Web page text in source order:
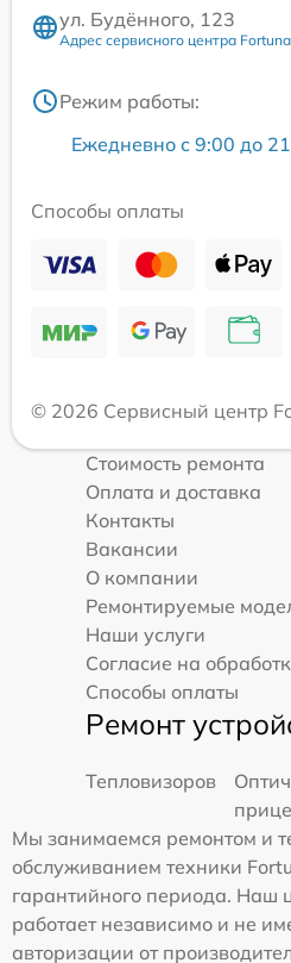
ул. Будённого, 123
Адрес сервисного центра Fortuna
Режим работы:
Ежедневно с 9:00 до
Способы оплаты
© 2026 Сервисный центр
Стоимость ремонта
Оплата и доставка
Контакты
Вакансии
О компании
Ремонтируемые
Наши услуги
Согласие на
Способы оплаты
Ремонт
Тепловизоров
Мы занимаемся ремонтом и
обслуживанием техники
гарантийного периода. Наш
работает независимо и не
авторизации от